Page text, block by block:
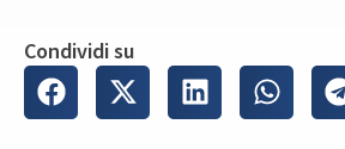
Condividi su